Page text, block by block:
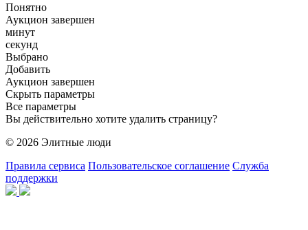
Понятно
Аукцион завершен
минут
секунд
Выбрано
Добавить
Аукцион завершен
Скрыть параметры
Все параметры
Вы действительно хотите удалить страницу?
© 2026 Элитные люди
Правила сервиса Пользовательское соглашение Служба
поддержки